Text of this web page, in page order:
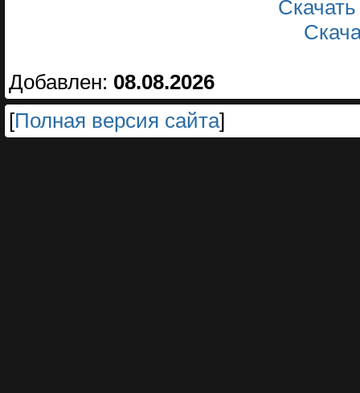
Добавлен: 08.08.2026
[Полная версия сайта]